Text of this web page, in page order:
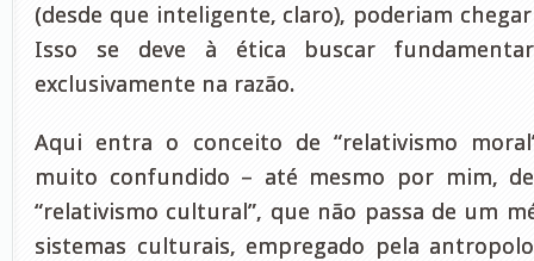
(desde que inteligente, claro), poderiam
Isso se deve à ética buscar
exclusivamente na razão.
Aqui entra o conceito de “relativismo
muito confundido – até mesmo por mim,
“relativismo cultural”, que não passa de um
sistemas culturais, empregado pela